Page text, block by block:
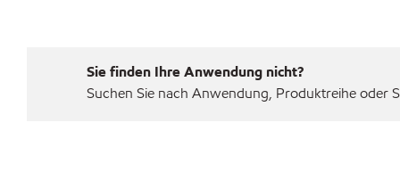
Sie finden Ihre Anwendung nicht?
Suchen Sie nach Anwendung, Produktreihe oder